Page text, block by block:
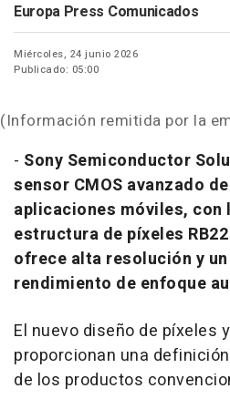
Europa Press Comunicados
Miércoles, 24 junio 2026
Publicado: 05:00
(Información remitida por la
- Sony Semiconductor
sensor CMOS avanzado
aplicaciones móviles, con
estructura de píxeles
ofrece alta resolución y
rendimiento de enfoque
El nuevo diseño de píxeles
proporcionan una
de los productos